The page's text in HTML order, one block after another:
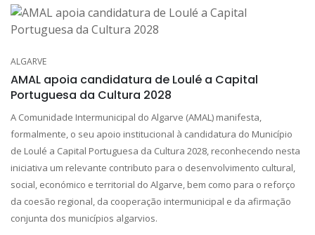
ALGARVE
AMAL apoia candidatura de Loulé a Capital
Portuguesa da Cultura 2028
A Comunidade Intermunicipal do Algarve (AMAL) manifesta,
formalmente, o seu apoio institucional à candidatura do Município
de Loulé a Capital Portuguesa da Cultura 2028, reconhecendo nesta
iniciativa um relevante contributo para o desenvolvimento cultural,
social, económico e territorial do Algarve, bem como para o reforço
da coesão regional, da cooperação intermunicipal e da afirmação
conjunta dos municípios algarvios.